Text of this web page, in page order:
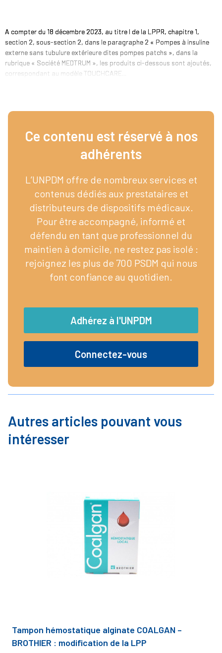
A compter du 18 décembre 2023, au titre I de la LPPR, chapitre 1,
section 2, sous-section 2, dans le paragraphe 2 « Pompes à insuline
externe sans tubulure extérieure dites pompes patchs », dans la
rubrique « Société MEDTRUM », les produits ci-dessous sont ajoutés,
correspondant au modèle TOUCHCARE...
Ce contenu est réservé à nos
adhérents​
L’UNPDM offre de nombreux services et
contenus dédiés aux prestataires et
distributeurs de dispositifs médicaux.
Pour être accompagné, informé et
défendu en tant que professionnel du
maintien à domicile, ne restez pas isolé :
rejoignez les plus de 700 PSDM qui nous
font confiance au quotidien.
Adhérez à l'UNPDM
Connectez-vous
Autres articles pouvant vous
intéresser
Tampon hémostatique alginate COALGAN –
BROTHIER : modification de la LPP